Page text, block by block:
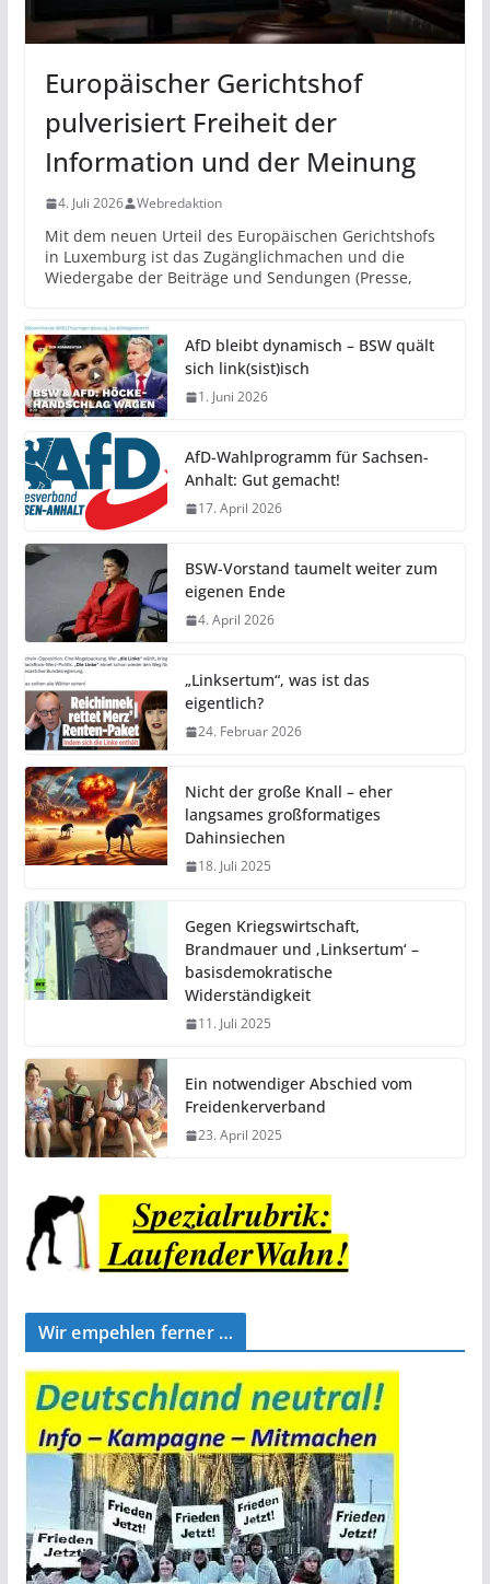
Europäischer Gerichtshof
pulverisiert Freiheit der
Information und der Meinung
4. Juli 2026 Webredaktion
Mit dem neuen Urteil des Europäischen Gerichtshofs
in Luxemburg ist das Zugänglichmachen und die
Wiedergabe der Beiträge und Sendungen (Presse,
AfD bleibt dynamisch – BSW quält
sich link(sist)isch
1. Juni 2026
AfD-Wahlprogramm für Sachsen-
Anhalt: Gut gemacht!
17. April 2026
BSW-Vorstand taumelt weiter zum
eigenen Ende
4. April 2026
„Linksertum“, was ist das
eigentlich?
24. Februar 2026
Nicht der große Knall – eher
langsames großformatiges
Dahinsiechen
18. Juli 2025
Gegen Kriegswirtschaft,
Brandmauer und ‚Linksertum‘ –
basisdemokratische
Widerständigkeit
11. Juli 2025
Ein notwendiger Abschied vom
Freidenkerverband
23. April 2025
Wir empehlen ferner …